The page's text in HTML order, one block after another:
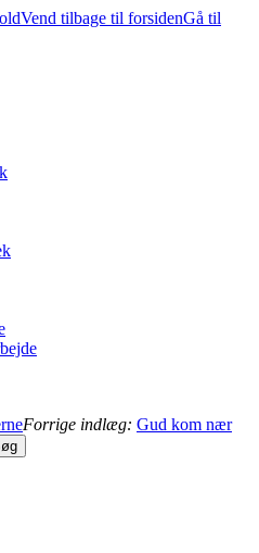
Vend tilbage til forsidenGå til
Forrige indlæg: Gud kom nær